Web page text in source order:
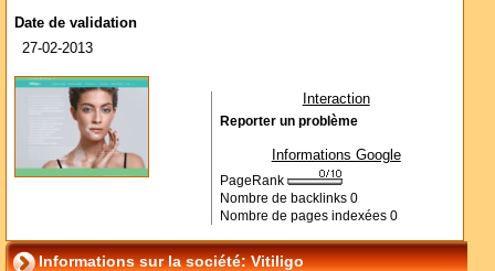
Date de validation
27-02-2013
Interaction
Reporter un problème
Informations Google
PageRank
Nombre de backlinks 0
Nombre de pages indexées 0
Informations sur la société: Vitiligo